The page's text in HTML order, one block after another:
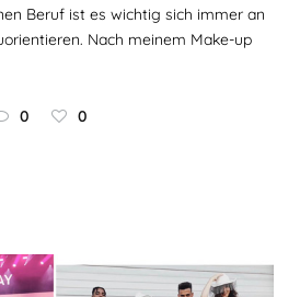
Beruf ist es wichtig sich immer an
Nach meinem Make-up
0 0